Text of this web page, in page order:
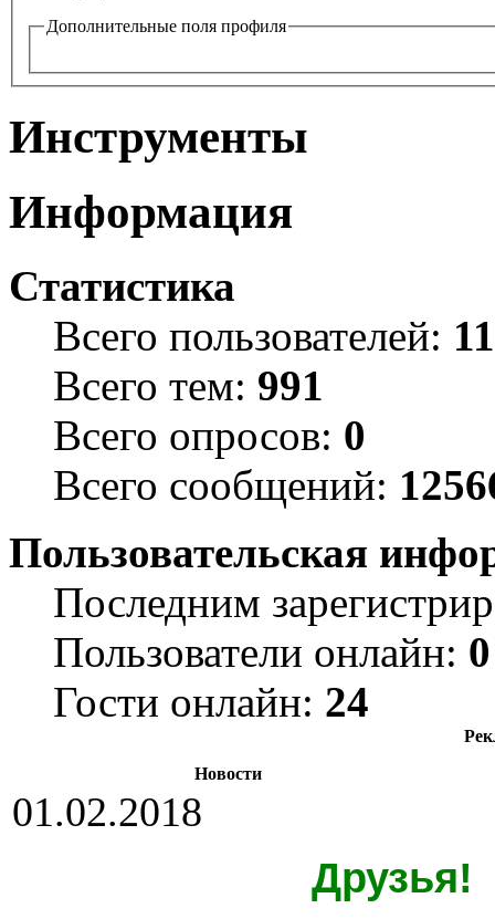
Дополнительные поля профиля
Инструменты
Информация
Статистика
Всего пользователей:
Всего тем: 991
Всего опросов: 0
Всего сообщений:
Пользовательская
Последним
Пользователи онлайн: 0
Гости онлайн: 24
Новости
01.02.2018
Друзья!